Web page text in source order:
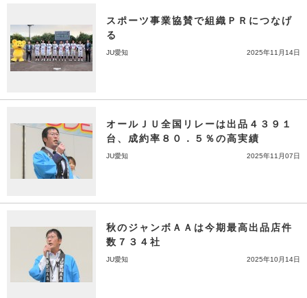
スポーツ事業協賛で組織ＰＲにつなげ
る
JU愛知 2025年11月14日
オールＪＵ全国リレーは出品４３９１
台、成約率８０．５％の高実績
JU愛知 2025年11月07日
秋のジャンボＡＡは今期最高出品店件
数７３４社
JU愛知 2025年10月14日